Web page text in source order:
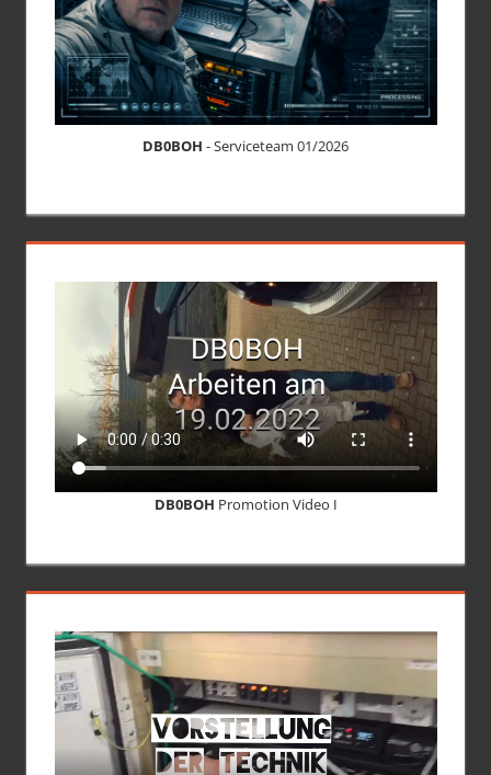
DB0BOH - Serviceteam 01/2026
DB0BOH Promotion Video I